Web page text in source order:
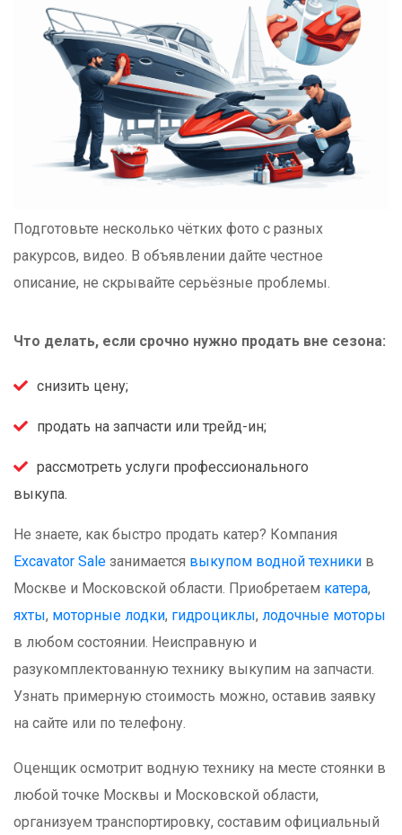
Подготовьте несколько чётких фото с разных
ракурсов, видео. В объявлении дайте честное
описание, не скрывайте серьёзные проблемы.
Что делать, если срочно нужно продать вне сезона:
снизить цену;
продать на запчасти или трейд-ин;
рассмотреть услуги профессионального
выкупа.
Не знаете, как быстро продать катер? Компания
Excavator Sale занимается выкупом водной техники в
Москве и Московской области. Приобретаем катера,
яхты, моторные лодки, гидроциклы, лодочные моторы
в любом состоянии. Неисправную и
разукомплектованную технику выкупим на запчасти.
Узнать примерную стоимость можно, оставив заявку
на сайте или по телефону.
Оценщик осмотрит водную технику на месте стоянки в
любой точке Москвы и Московской области,
организуем транспортировку, составим официальный